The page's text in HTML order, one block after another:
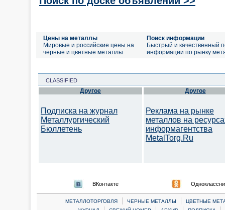
Цены на металлы
Мировые и российские цены на
черные и цветные металлы
Поиск информации
Быстрый и качественный
информации по рынку
CLASSIFIED
Другое
Подписка на журнал
Металлургический
Бюллетень
Другое
Реклама на рынке
металлов на
информагентства
MetalTorg.Ru
ВКонтакте
МЕТАЛЛОТОРГОВЛЯ | ЧЕРНЫЕ МЕТАЛЛЫ |
ЦВЕТНЫЕ